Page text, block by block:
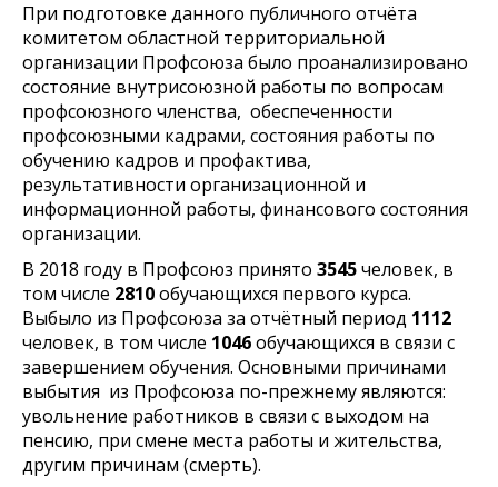
При подготовке данного публичного отчёта
комитетом областной территориальной
организации Профсоюза было проанализировано
состояние внутрисоюзной работы по вопросам
профсоюзного членства, обеспеченности
профсоюзными кадрами, состояния работы по
обучению кадров и профактива,
результативности организационной и
информационной работы, финансового состояния
организации.
В 2018 году в Профсоюз принято 3545человек, в
том числе 2810обучающихся первого курса.
Выбыло из Профсоюза за отчётный период 1112
человек, в том числе 1046обучающихся в связи с
завершением обучения. Основными причинами
выбытия из Профсоюза по-прежнему являются:
увольнение работников в связи с выходом на
пенсию, при смене места работы и жительства,
другим причинам (смерть).